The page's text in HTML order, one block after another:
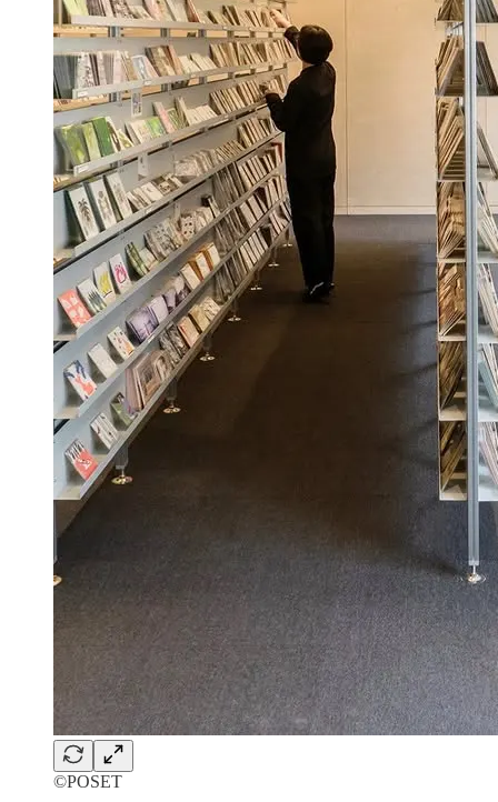
©POSET